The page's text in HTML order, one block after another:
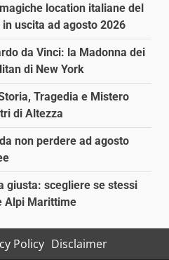
location italiane del
uscita ad agosto 2026
da Vinci: la Madonna dei
di New York
Tragedia e Mistero
di Altezza
non perdere ad agosto
giusta: scegliere se stessi
Alpi Marittime
Policy Disclaimer